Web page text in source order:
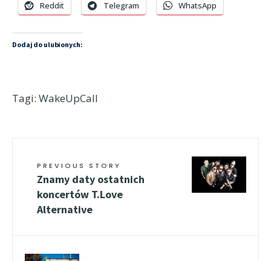
Reddit Telegram WhatsApp
Dodaj do ulubionych:
Tagi: WakeUpCall
PREVIOUS STORY
Znamy daty ostatnich
koncertów T.Love
Alternative